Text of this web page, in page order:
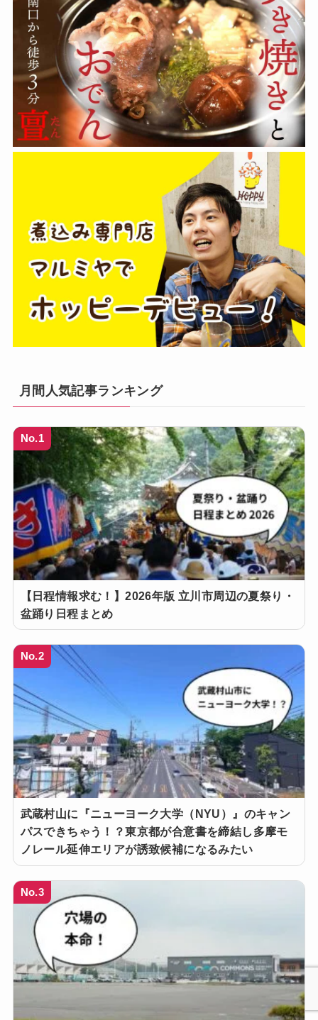
月間人気記事ランキング
No.1
【日程情報求む！】2026年版 立川市周辺の夏祭り・
盆踊り日程まとめ
No.2
武蔵村山に『ニューヨーク大学（NYU）』のキャン
パスできちゃう！？東京都が合意書を締結し多摩モ
ノレール延伸エリアが誘致候補になるみたい
No.3